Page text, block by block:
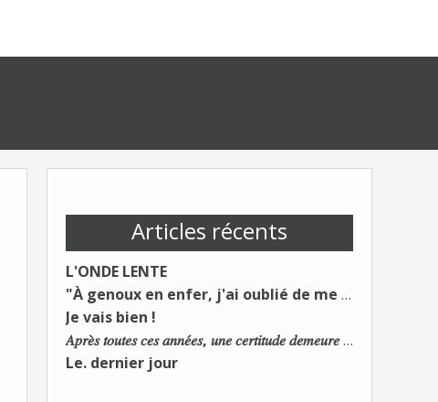
Articles récents
L'ONDE LENTE
"À genoux en enfer, j'ai oublié de me taire"
Je vais bien !
𝐴𝑝𝑟𝑒̀𝑠 𝑡𝑜𝑢𝑡𝑒𝑠 𝑐𝑒𝑠 𝑎𝑛𝑛𝑒́𝑒𝑠, 𝑢𝑛𝑒 𝑐𝑒𝑟𝑡𝑖𝑡𝑢𝑑𝑒 𝑑𝑒𝑚𝑒𝑢𝑟𝑒 : 𝐿𝑒 𝑚𝑜𝑛𝑑𝑒 𝑑𝑢 𝑡𝑟𝑎𝑣𝑎𝑖𝑙 𝑐ℎ𝑎𝑛𝑔𝑒. 𝐿𝑒𝑠 𝑐𝑜𝑛𝑠 𝑠'𝑎𝑑𝑎𝑝𝑡𝑒𝑛𝑡 :)
Le. dernier jour